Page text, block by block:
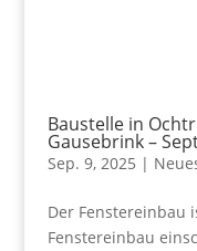
Baustelle in
Gausebrink –
Sep. 9, 2025 |
Der Fenstereinbau
Fenstereinbau